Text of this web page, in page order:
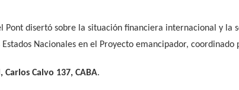
Pont disertó sobre la situación financiera internacional y la
Nacionales en el Proyecto emancipador, coordinado
Calvo 137, CABA.